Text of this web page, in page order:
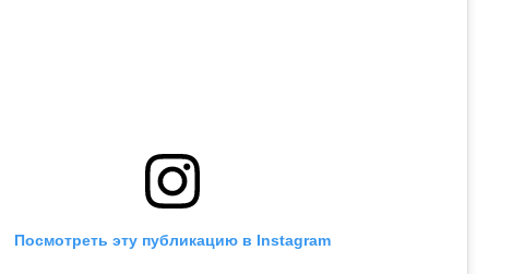
Посмотреть эту публикацию в Instagram